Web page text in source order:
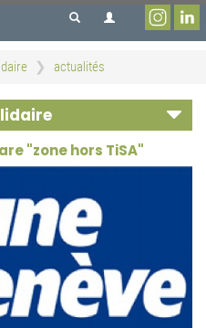
actualités
"zone hors TiSA"